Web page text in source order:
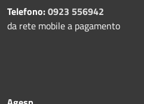
Telefono:0923 556942
da rete mobile a pagamento